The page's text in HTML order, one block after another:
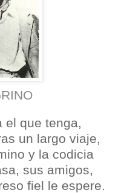
el que tenga,
un largo viaje,
y la codicia
sus amigos,
fiel le espere.